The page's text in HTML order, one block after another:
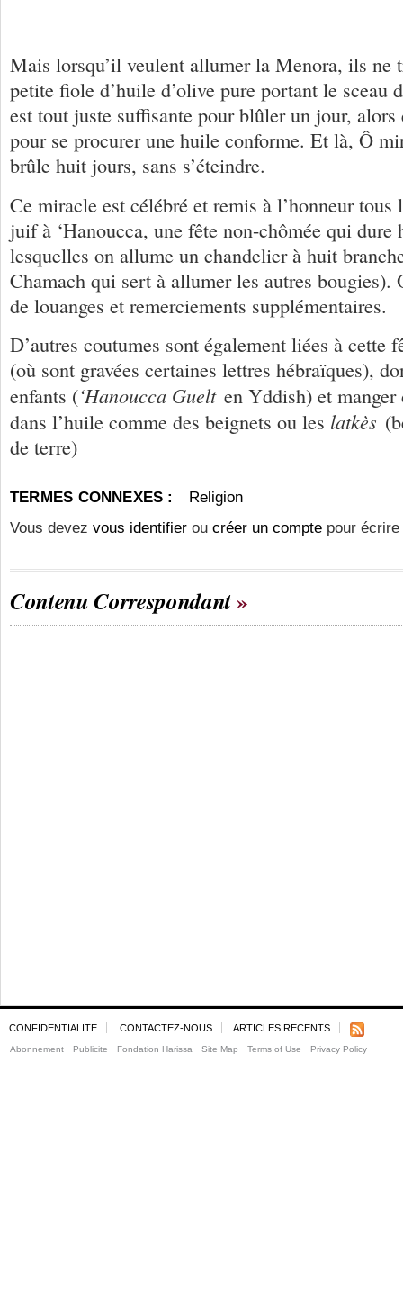
Mais lorsqu’il veulent allumer la Menora, ils ne
petite fiole d’huile d’olive pure portant le sceau
est tout juste suffisante pour blûler un jour, alors
pour se procurer une huile conforme. Et là, Ô
brûle huit jours, sans s’éteindre.
Ce miracle est célébré et remis à l’honneur tous
juif à ‘Hanoucca, une fête non-chômée qui dure
lesquelles on allume un chandelier à huit
Chamach qui sert à allumer les autres bougies).
de louanges et remerciements supplémentaires.
D’autres coutumes sont également liées à cette
(où sont gravées certaines lettres hébraïques),
enfants (‘Hanoucca Guelt en Yddish) et
dans l’huile comme des beignets ou les latkès
de terre)
TERMES CONNEXES :
Religion
Vous devez vous identifier ou créer un compte pour
Contenu Correspondant
CONFIDENTIALITE CONTACTEZ-NOUS ARTICLES RECENTS
Abonnement Publicite Fondation Harissa Site Map Terms of Use Privacy Policy